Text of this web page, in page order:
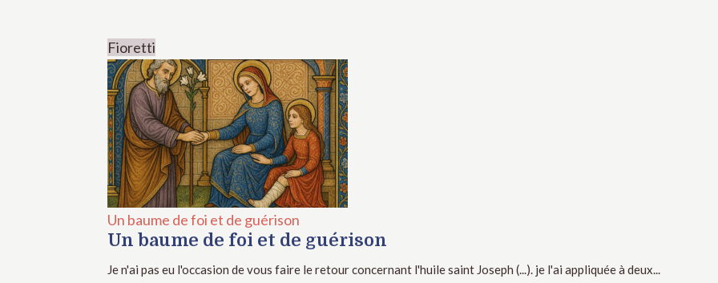
Fioretti
Un baume de foi et de guérison
Un baume de foi et de guérison
Je n'ai pas eu l'occasion de vous faire le retour concernant l'huile saint Joseph (...). je l'ai appliquée à deux...